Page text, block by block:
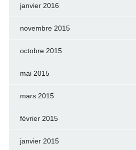
janvier 2016
novembre 2015
octobre 2015
mai 2015
mars 2015
février 2015
janvier 2015